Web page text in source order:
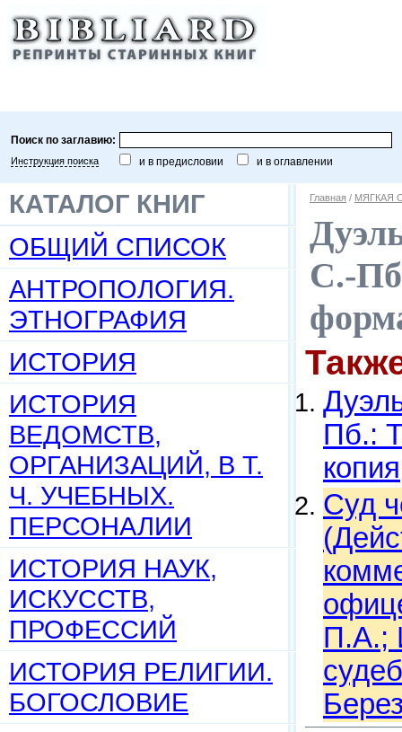
Поиск по заглавию:
Инструкция поиска и в предисловии и в оглавлении
КАТАЛОГ КНИГ
ОБЩИЙ СПИСОК
АНТРОПОЛОГИЯ.
ЭТНОГРАФИЯ
ИСТОРИЯ
ИСТОРИЯ
ВЕДОМСТВ,
ОРГАНИЗАЦИЙ, В Т.
Ч. УЧЕБНЫХ.
ПЕРСОНАЛИИ
ИСТОРИЯ НАУК,
ИСКУССТВ,
ПРОФЕССИЙ
ИСТОРИЯ РЕЛИГИИ.
БОГОСЛОВИЕ
Главная / МЯГКАЯ
С.-
Пб.:
копия
Суд
П.А.;